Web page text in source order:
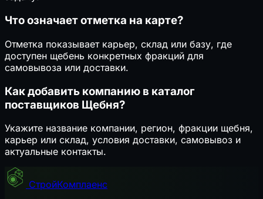
Что означает отметка на карте?
Отметка показывает карьер, склад или базу, где
доступен щебень конкретных фракций для
самовывоза или доставки.
Как добавить компанию в каталог
поставщиков Щебня?
Укажите название компании, регион, фракции щебня,
карьер или склад, условия доставки, самовывоз и
актуальные контакты.
СтройКомплаенс